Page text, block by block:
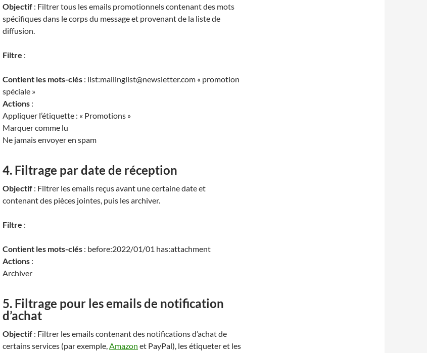
Objectif : Filtrer tous les emails promotionnels contenant des mots
spécifiques dans le corps du message et provenant de la liste de
diffusion.
Filtre :
Contient les mots-clés : list:mailinglist@newsletter.com « promotion
spéciale »
Actions :
Appliquer l’étiquette : « Promotions »
Marquer comme lu
Ne jamais envoyer en spam
4. Filtrage par date de réception
Objectif : Filtrer les emails reçus avant une certaine date et
contenant des pièces jointes, puis les archiver.
Filtre :
Contient les mots-clés : before:2022/01/01 has:attachment
Actions :
Archiver
5. Filtrage pour les emails de notification
d’achat
Objectif : Filtrer les emails contenant des notifications d’achat de
certains services (par exemple,Amazon et PayPal), les étiqueter et les